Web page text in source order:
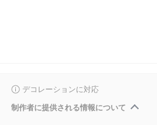
デコレーションに対応
制作者に提供される情報について